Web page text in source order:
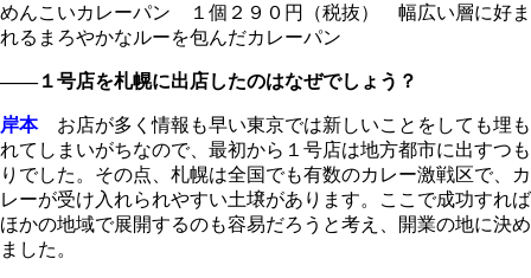
めんこいカレーパン １個２９０円（税抜） 幅広い層に好ま
れるまろやかなルーを包んだカレーパン
――１号店を札幌に出店したのはなぜでしょう？
岸本お店が多く情報も早い東京では新しいことをしても埋も
れてしまいがちなので、最初から１号店は地方都市に出すつも
りでした。その点、札幌は全国でも有数のカレー激戦区で、カ
レーが受け入れられやすい土壌があります。ここで成功すれば
ほかの地域で展開するのも容易だろうと考え、開業の地に決め
ました。